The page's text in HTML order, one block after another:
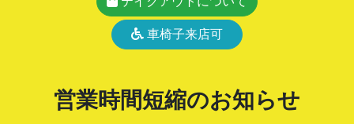
車椅子来店可
営業時間短縮のお知らせ